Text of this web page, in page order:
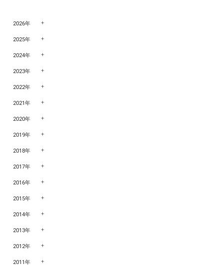
2026年
2025年
2024年
2023年
2022年
2021年
2020年
2019年
2018年
2017年
2016年
2015年
2014年
2013年
2012年
2011年